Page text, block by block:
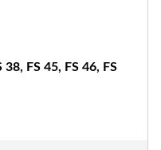
FS 45, FS 46, FS